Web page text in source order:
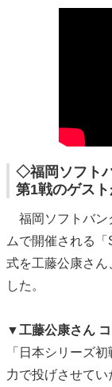
◇福岡ソフト
第1戦のゲス
福岡ソフトバン
ムで開催される
式を工藤公康さ
した。
▼工藤公康さん
「日本シリーズ
力で投げさせてい